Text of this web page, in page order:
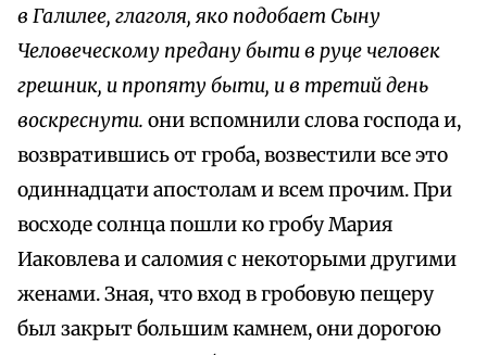
в Галилее, глаголя, яко подобает Сыну
Человеческому предану быти в руце человек
грешник, и пропяту быти, и в третий день
воскреснути. они вспомнили слова господа и,
возвратившись от гроба, возвестили все это
одиннадцати апостолам и всем прочим. При
восходе солнца пошли ко гробу Мария
Иаковлева и саломия с некоторыми другими
женами. Зная, что вход в гробовую пещеру
был закрыт большим камнем, они дорогою